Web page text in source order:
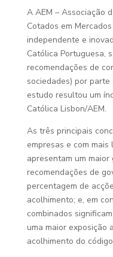
A AEM – Associação
Cotados em
independente e
Católica Portuguesa,
recomendações de
sociedades) por
estudo resultou um
Católica Lisbon/AEM.
As três principais
empresas e com mais
apresentam um
recomendações de
percentagem de
acolhimento; e, em
combinados
uma maior exposição
acolhimento do